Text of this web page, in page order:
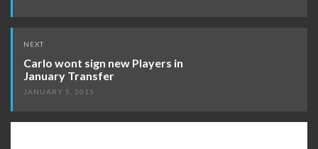
NEXT
Carlo wont sign new Players in
January Transfer
JANUARY 5, 2015